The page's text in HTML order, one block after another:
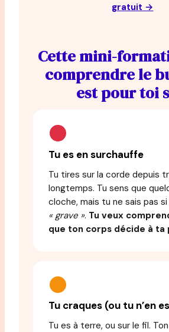
gratuit →
Cette mini-
comprendre le
est pour toi
Tu es en surchauffe
Tu tires sur la corde depuis
longtemps. Tu sens que
cloche, mais tu ne sais pas si
« grave ». Tu veux
que ton corps décide à ta
Tu craques (ou tu n’en
Tu es à terre, ou sur le fil.